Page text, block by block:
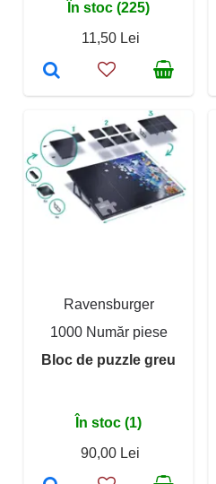
În stoc (225)
11,50 Lei
Ravensburger
1000 Număr piese
Bloc de puzzle greu
În stoc (1)
90,00 Lei